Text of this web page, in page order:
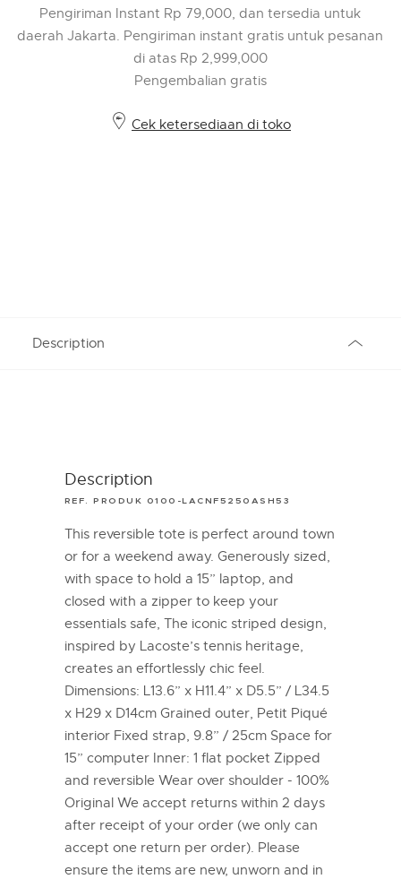
Pengiriman Instant Rp 79,000, dan tersedia untuk
daerah Jakarta. Pengiriman instant gratis untuk pesanan
di atas Rp 2,999,000
Pengembalian gratis
Cek ketersediaan di toko
Description
Description
REF. PRODUK 0100-LACNF5250ASH53
This reversible tote is perfect around town
or for a weekend away. Generously sized,
with space to hold a 15” laptop, and
closed with a zipper to keep your
essentials safe, The iconic striped design,
inspired by Lacoste’s tennis heritage,
creates an effortlessly chic feel.
Dimensions: L13.6” x H11.4” x D5.5” / L34.5
x H29 x D14cm Grained outer, Petit Piqué
interior Fixed strap, 9.8” / 25cm Space for
15” computer Inner: 1 flat pocket Zipped
and reversible Wear over shoulder - 100%
Original We accept returns within 2 days
after receipt of your order (we only can
accept one return per order). Please
ensure the items are new, unworn and in